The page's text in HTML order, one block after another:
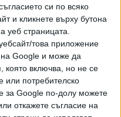
си по всяко
и кликнете върху бутона
уеб страницата.
това приложение
на Google и може да
включва, но не се
или потребителско
за Google по-долу можете
откажете съгласие на